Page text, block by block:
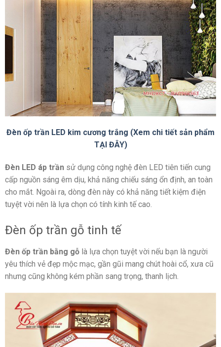
Đèn ốp trần LED kim cương trắng (Xem chi tiết sản phẩm
TẠI ĐÂY)
Đèn LED áp trầnsử dụng công nghệ đèn LED tiên tiến cung
cấp nguồn sáng êm dịu, khả năng chiếu sáng ổn định, an toàn
cho mắt. Ngoài ra, dòng đèn này có khả năng tiết kiệm điện
tuyệt vời nên là lựa chọn có tính kinh tế cao.
Đèn ốp trần gỗ tinh tế
Đèn ốp trần bằng gỗlà lựa chọn tuyệt vời nếu bạn là người
yêu thích vẻ đẹp mộc mạc, gần gũi mang chút hoài cổ, xưa cũ
nhưng cũng không kém phần sang trọng, thanh lịch.